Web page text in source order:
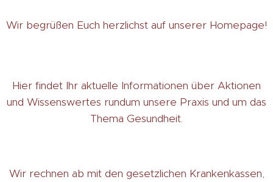
Wir begrüßen Euch herzlichst auf unserer Homepage!
Hier findet Ihr aktuelle Informationen über Aktionen
und Wissenswertes rundum unsere Praxis und um das
Thema Gesundheit.
Wir rechnen ab mit den gesetzlichen Krankenkassen,